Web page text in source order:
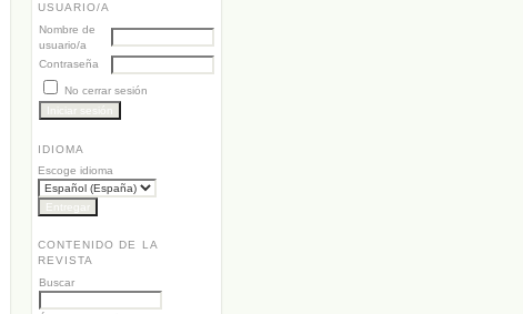
USUARIO/A
Nombre de
usuario/a
Contraseña
No cerrar sesión
IDIOMA
Escoge idioma
CONTENIDO DE LA
REVISTA
Buscar